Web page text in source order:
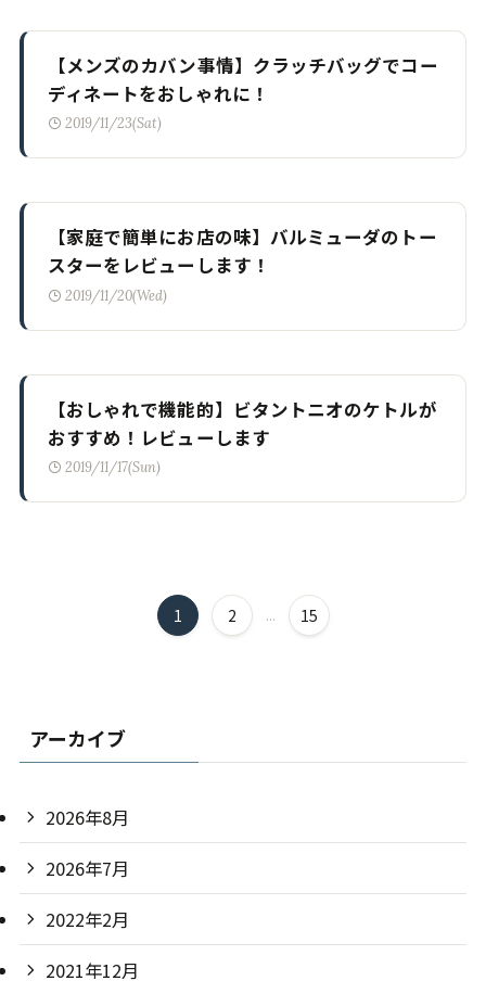
【メンズのカバン事情】クラッチバッグでコー
ディネートをおしゃれに！
2019/11/23(Sat)
【家庭で簡単にお店の味】バルミューダのトー
スターをレビューします！
2019/11/20(Wed)
【おしゃれで機能的】ビタントニオのケトルが
おすすめ！レビューします
2019/11/17(Sun)
1 2 ... 15
アーカイブ
2026年8月
2026年7月
2022年2月
2021年12月